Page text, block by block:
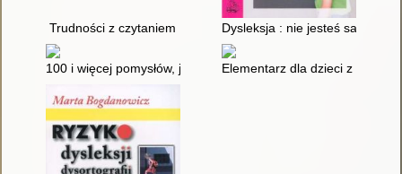
Trudności z czytaniem Dysleksja : nie jesteś sam
100 i więcej pomysłów, jak pomóc dziecku z dysleksją
Elementarz dla dzieci z